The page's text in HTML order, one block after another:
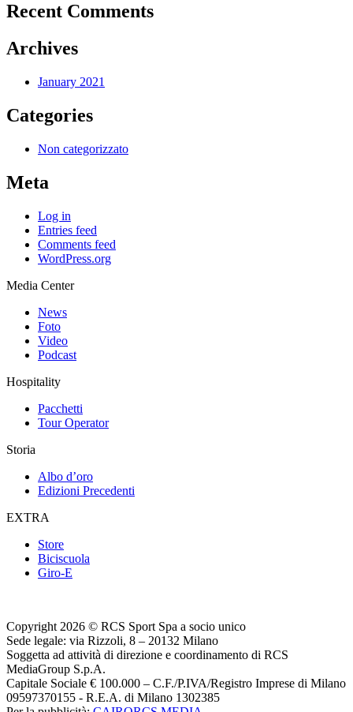
Recent Comments
Archives
January 2021
Categories
Non categorizzato
Meta
Log in
Entries feed
Comments feed
WordPress.org
Media Center
News
Foto
Video
Podcast
Hospitality
Pacchetti
Tour Operator
Storia
Albo d’oro
Edizioni Precedenti
EXTRA
Store
Biciscuola
Giro-E
Copyright 2026 © RCS Sport Spa a socio unico
Sede legale: via Rizzoli, 8 – 20132 Milano
Soggetta ad attività di direzione e coordinamento di RCS
MediaGroup S.p.A.
Capitale Sociale € 100.000 – C.F./P.IVA/Registro Imprese di Milano
09597370155 - R.E.A. di Milano 1302385